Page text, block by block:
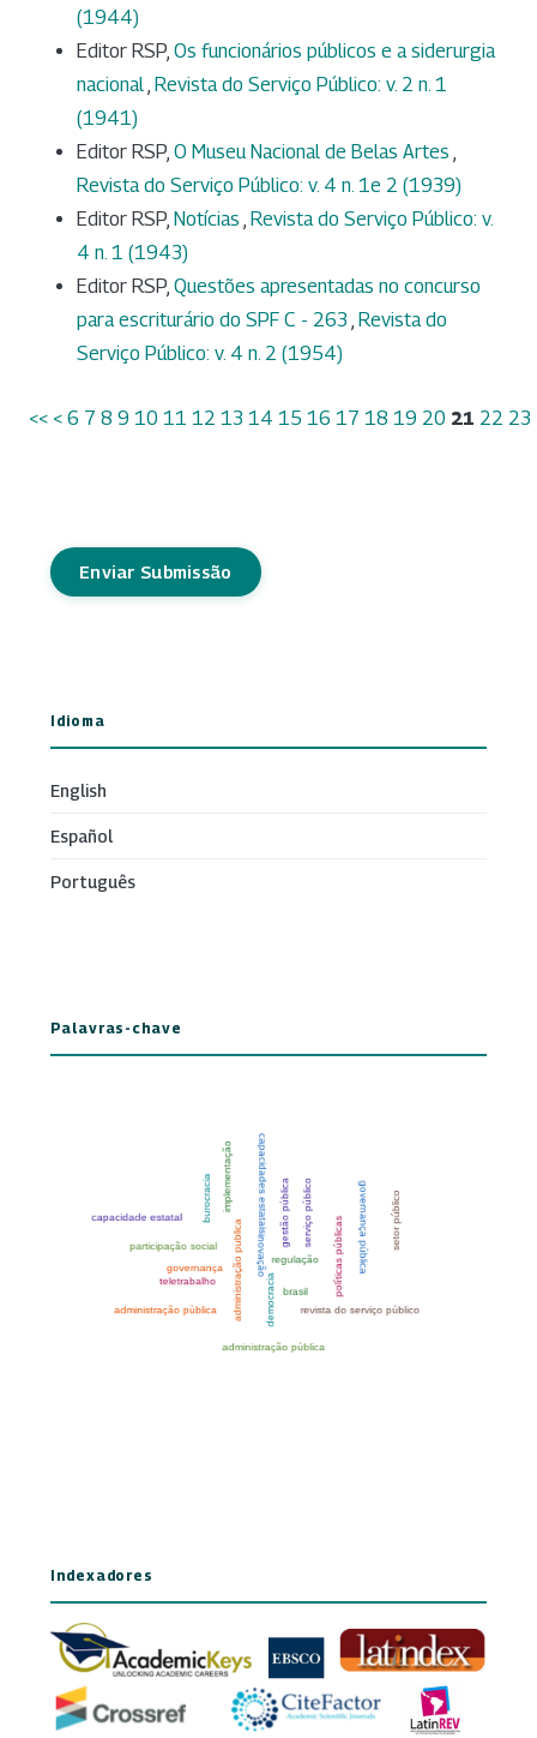
(1944)
Editor RSP, Os funcionários públicos e a siderurgia
nacional, Revista do Serviço Público: v. 2 n. 1
(1941)
Editor RSP, O Museu Nacional de Belas Artes ,
Revista do Serviço Público: v. 4 n. 1e 2 (1939)
Editor RSP, Notícias , Revista do Serviço Público: v.
4 n. 1 (1943)
Editor RSP, Questões apresentadas no concurso
para escriturário do SPF C - 263 , Revista do
Serviço Público: v. 4 n. 2 (1954)
<< < 6 7 8 9 10 11 12 13 14 15 16 17 18 19 20 21 22 23
Enviar Submissão
Idioma
English
Español
Português
Palavras-chave
Indexadores